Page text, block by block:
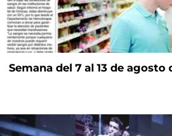
Semana del 7 al 13 de agosto